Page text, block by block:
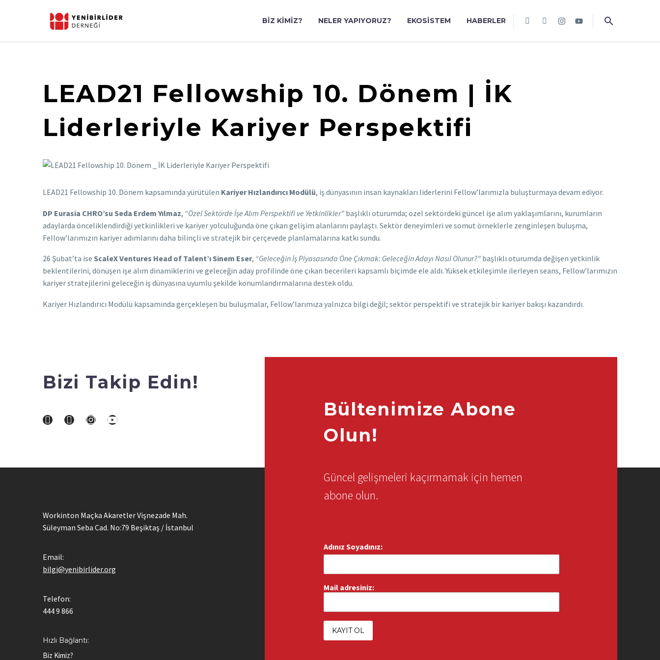
BIZ KIMIZ? NELER YAPIYORUZ? EKOSISTEM HABERLER
LEAD21 Fellowship 10. Dönem | İK
Liderleriyle Kariyer Perspektifi
LEAD21 Fellowship 10. Dönem kapsamında yürütülen Kariyer Hızlandırıcı Modülü, iş dünyasının insan kaynakları liderlerini Fellow’larımızla buluşturmaya devam ediyor.
DP Eurasia CHRO’su Seda Erdem Yılmaz, “Özel Sektörde İşe Alım Perspektifi ve Yetkinlikler” başlıklı oturumda; özel sektördeki güncel işe alım yaklaşımlarını, kurumların
adaylarda önceliklendirdiği yetkinlikleri ve kariyer yolculuğunda öne çıkan gelişim alanlarını paylaştı. Sektör deneyimleri ve somut örneklerle zenginleşen buluşma,
Fellow’larımızın kariyer adımlarını daha bilinçli ve stratejik bir çerçevede planlamalarına katkı sundu.
26 Şubat’ta ise ScaleX Ventures Head of Talent’ı Sinem Eser, “Geleceğin İş Piyasasında Öne Çıkmak: Geleceğin Adayı Nasıl Olunur?” başlıklı oturumda değişen yetkinlik
beklentilerini, dönüşen işe alım dinamiklerini ve geleceğin aday profilinde öne çıkan becerileri kapsamlı biçimde ele aldı. Yüksek etkileşimle ilerleyen seans, Fellow’larımızın
kariyer stratejilerini geleceğin iş dünyasına uyumlu şekilde konumlandırmalarına destek oldu.
Kariyer Hızlandırıcı Modülü kapsamında gerçekleşen bu buluşmalar, Fellow’larımıza yalnızca bilgi değil; sektör perspektifi ve stratejik bir kariyer bakışı kazandırdı.
Bizi Takip Edin!
Workinton Maçka Akaretler Vişnezade Mah.
Süleyman Seba Cad. No:79 Beşiktaş / İstanbul
Email:
bilgi@yenibirlider.org
Telefon:
444 9 866
Hızlı Bağlantı:
Biz Kimiz?
Bültenimize Abone
Olun!
Güncel gelişmeleri kaçırmamak için hemen
abone olun.
Adınız Soyadınız:
Mail adresiniz: